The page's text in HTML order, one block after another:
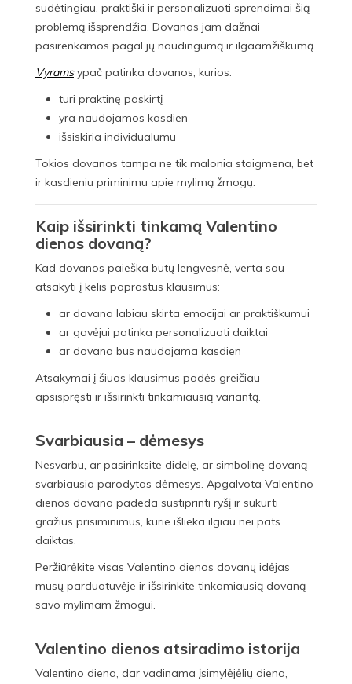
sudėtingiau, praktiški ir personalizuoti sprendimai šią
problemą išsprendžia. Dovanos jam dažnai
pasirenkamos pagal jų naudingumą ir ilgaamžiškumą.
Vyramsypač patinka dovanos, kurios:
turi praktinę paskirtį
yra naudojamos kasdien
išsiskiria individualumu
Tokios dovanos tampa ne tik malonia staigmena, bet
ir kasdieniu priminimu apie mylimą žmogų.
Kaip išsirinkti tinkamą Valentino
dienos dovaną?
Kad dovanos paieška būtų lengvesnė, verta sau
atsakyti į kelis paprastus klausimus:
ar dovana labiau skirta emocijai ar praktiškumui
ar gavėjui patinka personalizuoti daiktai
ar dovana bus naudojama kasdien
Atsakymai į šiuos klausimus padės greičiau
apsispręsti ir išsirinkti tinkamiausią variantą.
Svarbiausia – dėmesys
Nesvarbu, ar pasirinksite didelę, ar simbolinę dovaną –
svarbiausia parodytas dėmesys. Apgalvota Valentino
dienos dovana padeda sustiprinti ryšį ir sukurti
gražius prisiminimus, kurie išlieka ilgiau nei pats
daiktas.
Peržiūrėkite visas Valentino dienos dovanų idėjas
mūsų parduotuvėje ir išsirinkite tinkamiausią dovaną
savo mylimam žmogui.
Valentino dienos atsiradimo istorija
Valentino diena, dar vadinama įsimylėjėlių diena,